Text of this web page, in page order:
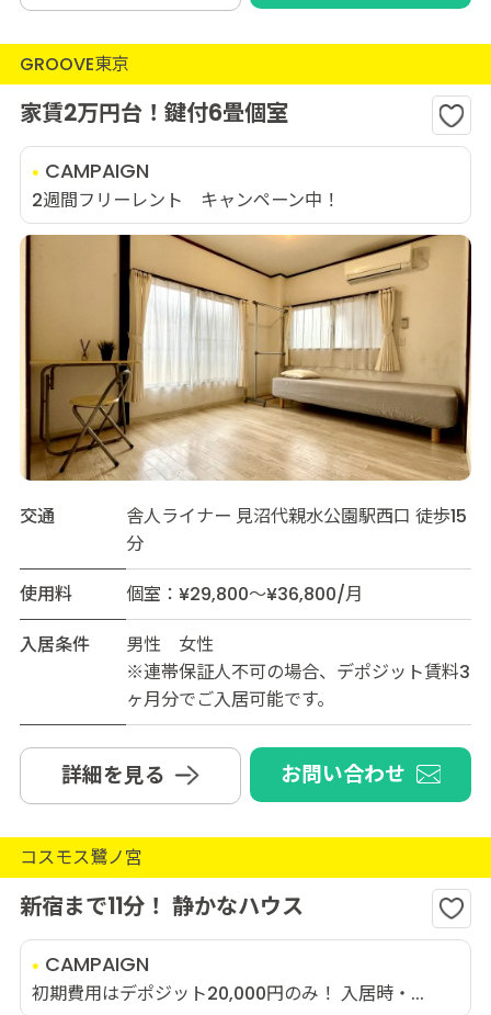
GROOVE東京
家賃2万円台！鍵付6畳個室
CAMPAIGN
2週間フリーレント キャンペーン中！
交通
舎人ライナー 見沼代親水公園駅西口 徒歩15
分
使用料
個室：¥29,800～¥36,800/月
入居条件
男性 女性
※連帯保証人不可の場合、デポジット賃料3
ヶ月分でご入居可能です。
詳細を見る お問い合わせ
コスモス鷺ノ宮
新宿まで11分！ 静かなハウス
CAMPAIGN
初期費用はデポジット20,000円のみ！ 入居時・...